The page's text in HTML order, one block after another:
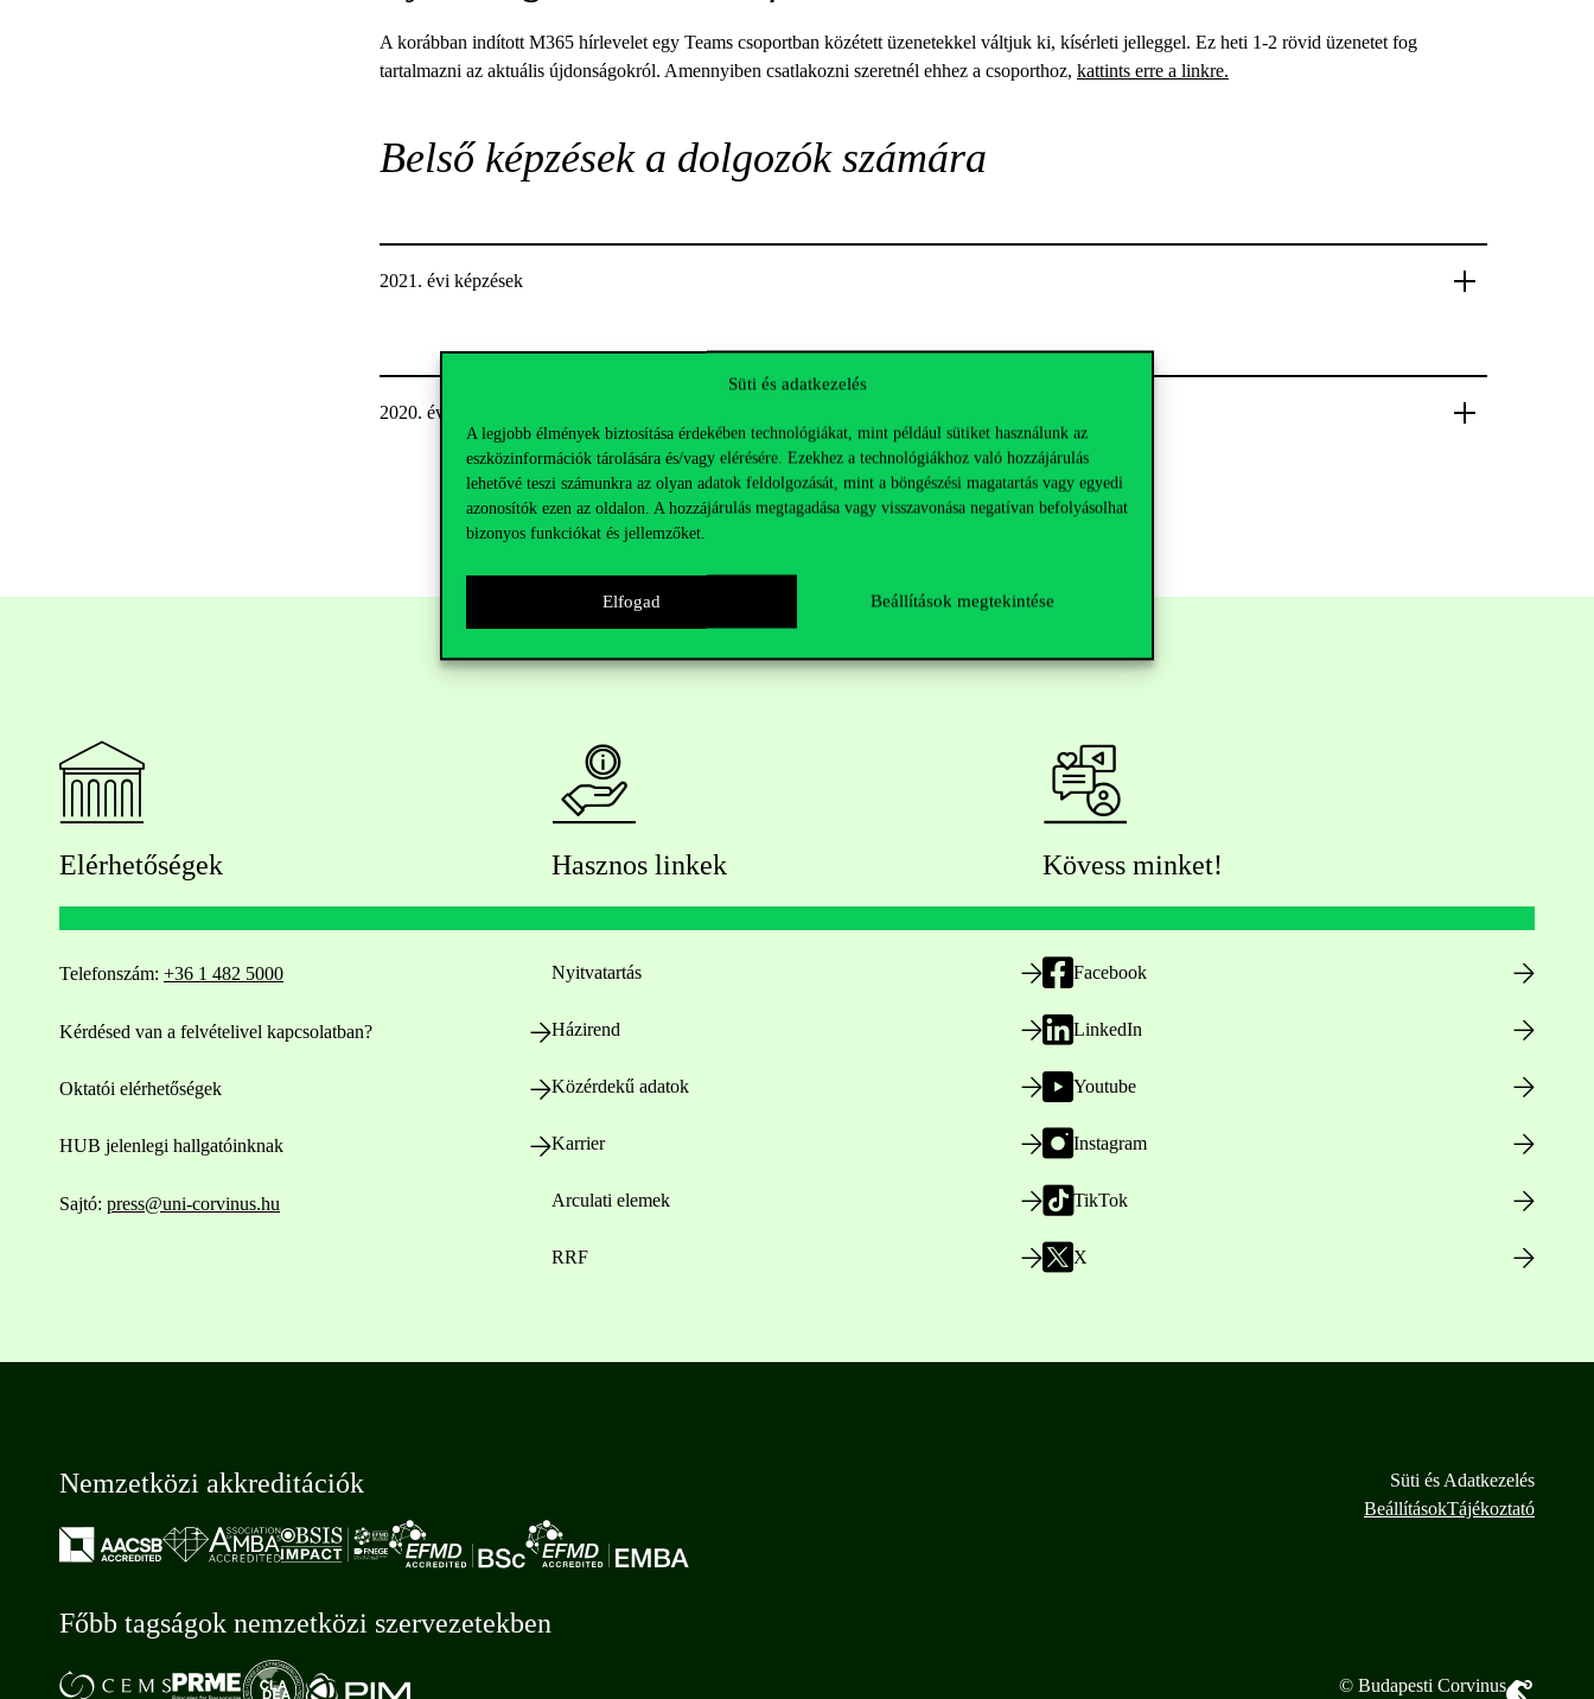
Süti és adatkezelés
A legjobb élmények biztosítása érdekében technológiákat, mint például sütiket használunk az
eszközinformációk tárolására és/vagy elérésére. Ezekhez a technológiákhoz való hozzájárulás
lehetővé teszi számunkra az olyan adatok feldolgozását, mint a böngészési magatartás vagy egyedi
azonosítók ezen az oldalon. A hozzájárulás megtagadása vagy visszavonása negatívan befolyásolhat
bizonyos funkciókat és jellemzőket.
Elfogad Beállítások megtekintése
A korábban indított M365 hírlevelet egy Teams csoportban közétett üzenetekkel váltjuk ki, kísérleti jelleggel. Ez heti 1-2 rövid üzenetet fog
tartalmazni az aktuális újdonságokról. Amennyiben csatlakozni szeretnél ehhez a csoporthoz, kattints erre a linkre.
Belső képzések a dolgozók számára
2021. évi képzések
2020. évi képzések
Elérhetőségek
Telefonszám: +36 1 482 5000
Kérdésed van a felvételivel kapcsolatban?
Oktatói elérhetőségek
HUB jelenlegi hallgatóinknak
Sajtó: press@uni-corvinus.hu
Hasznos linkek
Nyitvatartás
Házirend
Közérdekű adatok
Karrier
Arculati elemek
RRF
Kövess minket!
Facebook
LinkedIn
Youtube
Instagram
TikTok
X
Nemzetközi akkreditációk
Főbb tagságok nemzetközi szervezetekben
Süti és Adatkezelés
BeállításokTájékoztató
© Budapesti Corvinus